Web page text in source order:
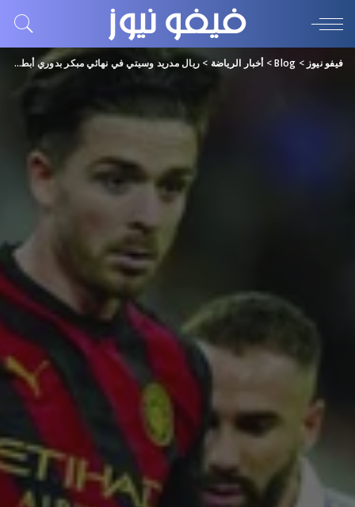
فيفو نيوز >
Blog
> أخبار الرياضة > ريال مدريد وسيتي في نهائي مبكر بدوري أبطال أوروبا